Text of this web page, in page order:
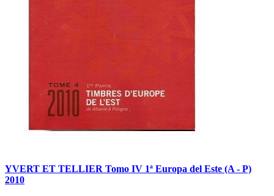
YVERT ET TELLIER Tomo IV 1ª Europa del Este (A - P)
2010